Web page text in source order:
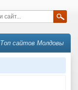
Топ сайтов Молдовы